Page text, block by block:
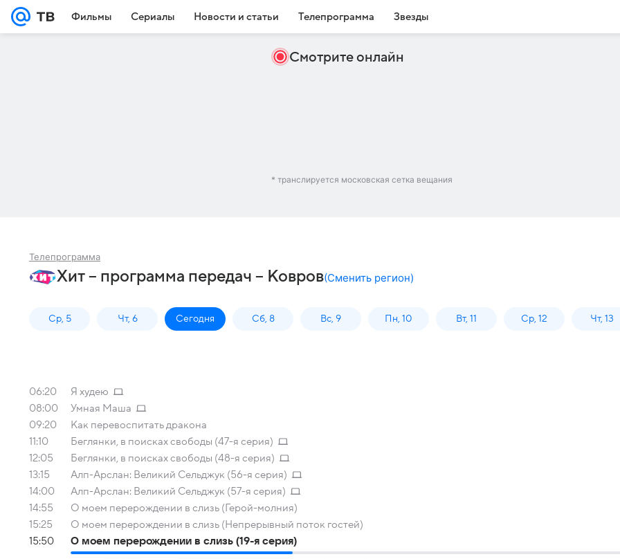
Фильмы Сериалы Новости и статьи Телепрограмма Звезды
Смотрите онлайн
* транслируется московская сетка вещания
Телепрограмма
Хит – программа передач – Ковров(Сменить регион)
Ср, 5 Чт, 6 Сегодня Сб, 8 Вс, 9 Пн, 10 Вт, 11 Ср, 12 Чт, 13
06:20
Я худею
08:00
Умная Маша
09:20
Как перевоспитать дракона
11:10
Беглянки, в поисках свободы (47-я серия)
12:05
Беглянки, в поисках свободы (48-я серия)
13:15
Алп-Арслан: Великий Сельджук (56-я серия)
14:00
Алп-Арслан: Великий Сельджук (57-я серия)
14:55
О моем перерождении в слизь (Герой-молния)
15:25
О моем перерождении в слизь (Непрерывный поток гостей)
15:50
О моем перерождении в слизь (19-я серия)